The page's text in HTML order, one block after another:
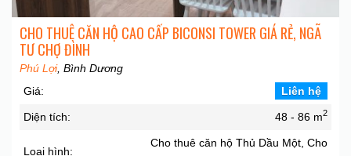
CHO THUÊ CĂN HỘ CAO CẤP BICONSI TOWER GIÁ RẺ, NGÃ
TƯ CHỢ ĐÌNH
Phú Lợi, Bình Dương
Giá:
Liên hệ
Diện tích: 48 - 86 m2
Loại hình:
Cho thuê căn hộ Thủ Dầu Một, Cho